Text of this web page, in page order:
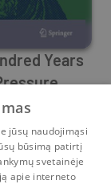
Years
Chalmers
0 0
jūsų naudojimąsi
būsimą patirtį
svetainėje
apie interneto